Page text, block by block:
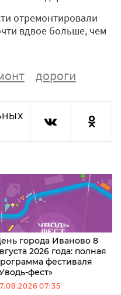
отремонтировали
вдвое больше, чем
дороги
города Иваново 8
2026 года: полная
фестиваля
фест»
07:35